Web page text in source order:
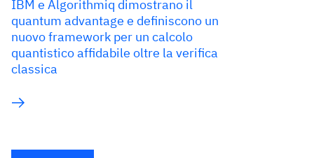
IBM e Algorithmiq dimostrano il
quantum advantage e definiscono un
nuovo framework per un calcolo
quantistico affidabile oltre la verifica
classica